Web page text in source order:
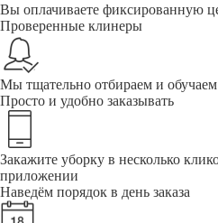
Вы оплачиваете фиксированную
Проверенные клинеры
Мы тщательно отбираем и
Просто и удобно заказывать
Закажите уборку в несколько
приложении
Наведём порядок в день заказа